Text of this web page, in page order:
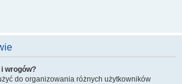
wrogów?
do organizowania różnych użytkowników